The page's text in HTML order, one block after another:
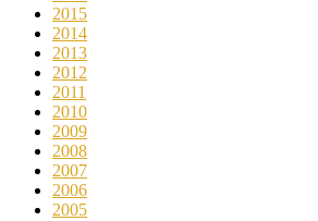
2015
2014
2013
2012
2011
2010
2009
2008
2007
2006
2005